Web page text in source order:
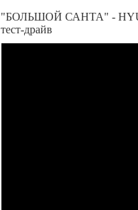
"БОЛЬШОЙ САНТА" -
тест-драйв